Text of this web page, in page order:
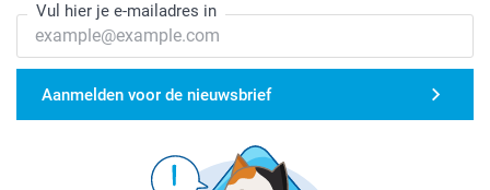
Vul hier je e-mailadres in
Aanmelden voor de nieuwsbrief